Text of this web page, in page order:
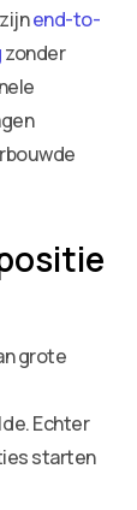
end-to-
zonder
grote
Echter
starten